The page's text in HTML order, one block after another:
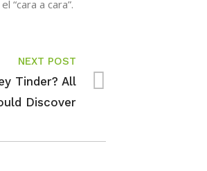
“cara a cara”.
NEXT POST
Tinder? All
Discover